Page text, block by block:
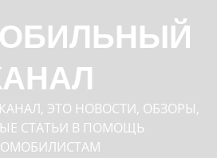
ЭТО НОВОСТИ, ОБЗОРЫ,
СТАТЬИ В ПОМОЩЬ